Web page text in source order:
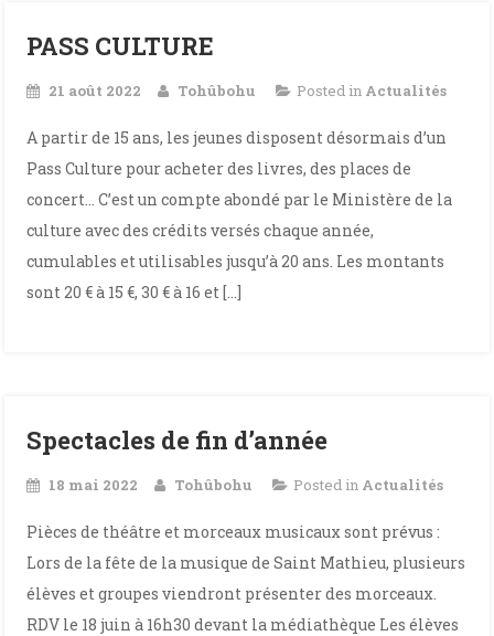
PASS CULTURE
21 août 2022 Tohûbohu Posted in Actualités
A partir de 15 ans, les jeunes disposent désormais d’un
Pass Culture pour acheter des livres, des places de
concert… C’est un compte abondé par le Ministère de la
culture avec des crédits versés chaque année,
cumulables et utilisables jusqu’à 20 ans. Les montants
sont 20 € à 15 €, 30 € à 16 et […]
Spectacles de fin d’année
18 mai 2022 Tohûbohu Posted in Actualités
Pièces de théâtre et morceaux musicaux sont prévus :
Lors de la fête de la musique de Saint Mathieu, plusieurs
élèves et groupes viendront présenter des morceaux.
RDV le 18 juin à 16h30 devant la médiathèque Les élèves